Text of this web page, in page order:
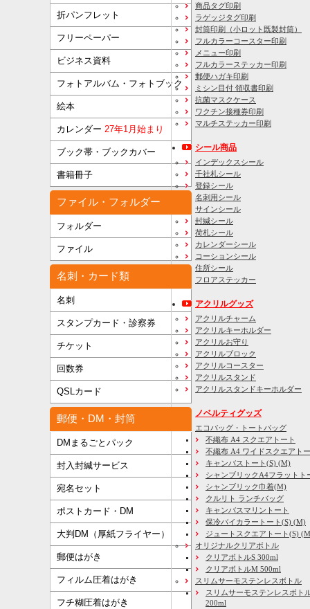
折パンフレット
フリーペーパー
ビジネス資料
フォトアルバム・フォトブック
絵本
カレンダー 27年1月始まり
ブック帯・ブックカバー
書籍冊子
ファイル・フォルダー
フォルダー
ファイル
名刺・カード類
名刺
スタンプカード・診察券
チケット
回数券
QSLカード
郵便・DM・封筒
DMまるごとパック
封入封緘サービス
宛名セット
ポストカード・DM
大判DM（厚紙フライヤー）
郵便はがき
フィルム圧着はがき
フチ糊圧着はがき
商品タグ印刷
ラゲッジタグ印刷
封筒印刷
（小ロット既製封筒）
フルカラーコースター印刷
メニュー印刷
フルカラーステッカー印刷
郵便ハガキ印刷
ミシン目付 領収書印刷
抗菌マスクケース
ワクチン接種券印刷
マルチステッカー印刷
シール商品
インデックスシール
千社札シール
登録シール
名刺用シール
サインシール
封緘シール
荷札シール
カレンダーシール
コーションシール
住所シール
フロアステッカー
アクリルグッズ
アクリルチャーム
アクリルキーホルダー
アクリルお守り
アクリルブロック
アクリルコースター
アクリルスタンド
アクリルスタンドキーホルダー
ノベルティグッズ
エコバッグ・トートバッグ
不織布 A4 スクエアトート
不織布 A4 ワイドスクエアト
キャンバストート(S) (M)
シャンブリックA4フラットト
シャンブリック巾着(M)
クルリト ランチバッグ
キャンバスマリントート
保冷バイカラートート(S) (M)
ジュートスクエアトート(S)
オリジナルクリアボトル
クリアボトルS 300ml
クリアボトルM 500ml
スリムサーモステンレスボトル
スリムサーモステンレスボト
200ml